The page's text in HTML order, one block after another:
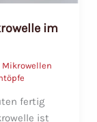
im
Mikrowellen
fertig
ist